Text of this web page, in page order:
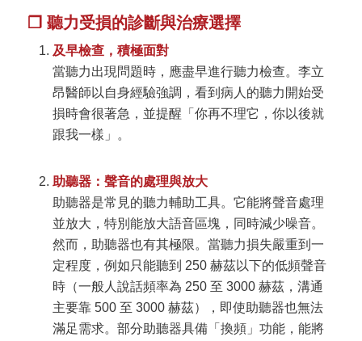
❐ 聽力受損的診斷與治療選擇
及早檢查，積極面對
當聽力出現問題時，應盡早進行聽力檢查。李立
昂醫師以自身經驗強調，看到病人的聽力開始受
損時會很著急，並提醒「你再不理它，你以後就
跟我一樣」。
助聽器：聲音的處理與放大
助聽器是常見的聽力輔助工具。它能將聲音處理
並放大，特別能放大語音區塊，同時減少噪音。
然而，助聽器也有其極限。當聽力損失嚴重到一
定程度，例如只能聽到 250 赫茲以下的低頻聲音
時（一般人說話頻率為 250 至 3000 赫茲，溝通
主要靠 500 至 3000 赫茲），即使助聽器也無法
滿足需求。部分助聽器具備「換頻」功能，能將